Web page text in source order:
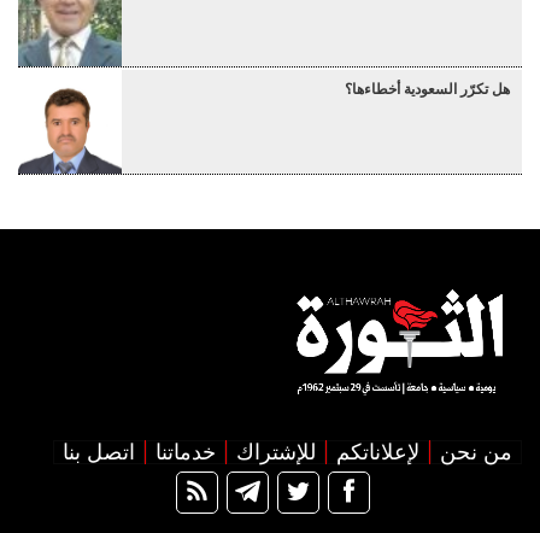
هل تكرّر السعودية أخطاءها؟
من نحن لإعلاناتكم للإشتراك خدماتنا اتصل بنا